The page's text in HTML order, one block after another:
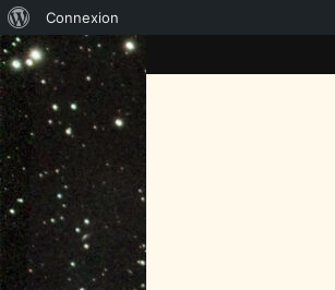
propos
de
WordPress
Connexion